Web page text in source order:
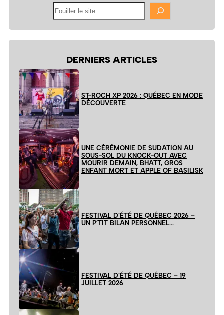
DERNIERS ARTICLES
ST-ROCH XP 2026 : QUÉBEC EN MODE
DÉCOUVERTE
UNE CÉRÉMONIE DE SUDATION AU
SOUS-SOL DU KNOCK-OUT AVEC
MOURIR DEMAIN, BHATT, GROS
ENFANT MORT ET APPLE OF BASILISK
FESTIVAL D’ÉTÉ DE QUÉBEC 2026 –
UN P’TIT BILAN PERSONNEL…
FESTIVAL D’ÉTÉ DE QUÉBEC – 19
JUILLET 2026